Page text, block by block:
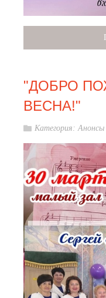
"ДОБРО
ВЕСНА!"
Категория: Анонсы